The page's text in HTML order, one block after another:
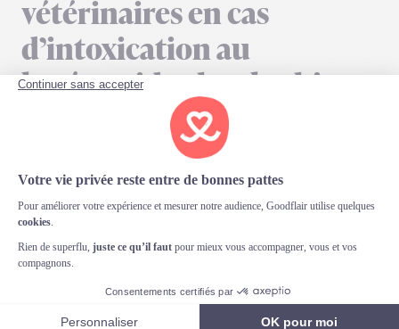
vétérinaires en cas
d’intoxication au
lopéramide chez le chien
En cas d’intoxication au lopéramide chez le chien,
vous pouvez vous reposer sur la
Accident de Goodflair pour prendre en charge les
frais vétérinaires nécessaires. Cette garantie
accidents, y compris les intoxications et
empoisonnements. Si votre compagnon ingère du
lopéramide, Goodflair prendra en charge cette